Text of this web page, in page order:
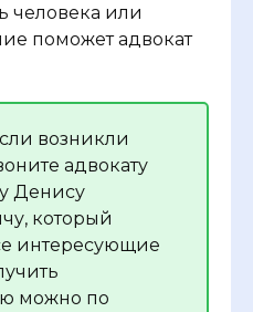
человека или
поможет адвокат
возникли
адвокату
Денису
который
интересующие
можно по